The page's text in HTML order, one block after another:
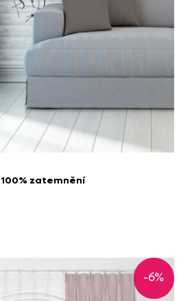
100% zatemnění
-6%